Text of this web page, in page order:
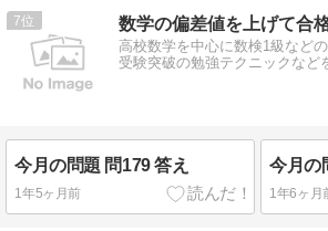
7 数学の偏差値を上げて合
高校数学を中心に数検1級など
受験突破の勉強テクニックなど
今月の問題 問179 答え
1年5ヶ月前
今月の
1年6ヶ月